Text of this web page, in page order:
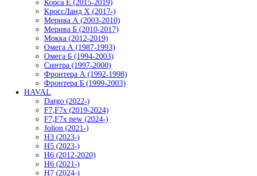
Корса E (2015-2019)
КроссЛанд X (2017-)
Мерива А (2003-2010)
Мерива Б (2010-2017)
Мокка (2012-2019)
Омега А (1987-1993)
Омега Б (1994-2003)
Синтра (1997-2000)
Фронтера А (1992-1998)
Фронтера Б (1999-2003)
HAVAL
Dargo (2022-)
F7,F7x (2019-2024)
F7,F7x new (2024-)
Jolion (2021-)
H3 (2023-)
H5 (2023-)
H6 (2012-2020)
H6 (2021-)
H7 (2024-)